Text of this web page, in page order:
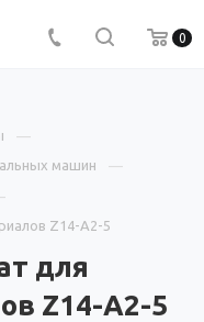
0
машин
Z14-A2-5
для
Z14-A2-5